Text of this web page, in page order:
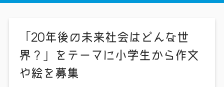
「20年後の未来社会はどんな世
界？」をテーマに小学生から作文
や絵を募集